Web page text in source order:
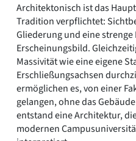
Architektonisch ist das
Tradition verpflichtet:
Gliederung und eine
Erscheinungsbild.
Massivität wie eine eigene
Erschließungsachsen
ermöglichen es, von einer
gelangen, ohne das
entstand eine Architektur,
modernen